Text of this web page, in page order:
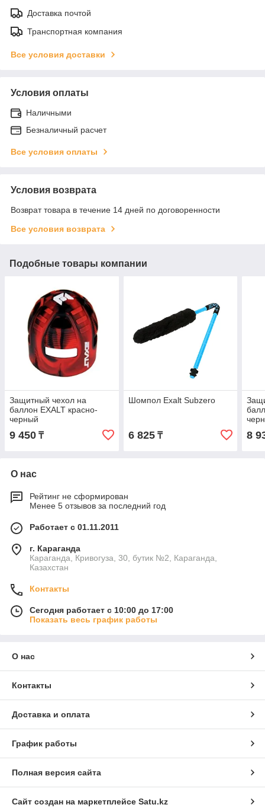
Доставка почтой
Транспортная компания
Все условия доставки
Условия оплаты
Наличными
Безналичный расчет
Все условия оплаты
Условия возврата
Возврат товара в течение 14 дней по договоренности
Все условия возврата
Подобные товары компании
Защитный чехол на
баллон EXALT красно-
черный
9 450 ₸
Шомпол Exalt Subzero
6 825₸ 8
О нас
Рейтинг не сформирован
Менее 5 отзывов за последний год
Работает с 01.11.2011
г. Караганда
Караганда, Кривогуза, 30, бутик №2, Караганда,
Казахстан
Контакты
Сегодня работает с 10:00 до 17:00
Показать весь график работы
О нас
Контакты
Доставка и оплата
График работы
Полная версия сайта
Сайт создан на маркетплейсе Satu.kz